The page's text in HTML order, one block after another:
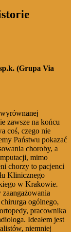
(Grupa Via
zawsze na końcu
coś, czego nie
Państwu pokazać
choroby, a
mimo
chorzy to pacjenci
Klinicznego
w Krakowie.
ogólnego,
pracownika
Ideałem jest
niemniej